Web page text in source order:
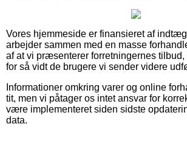
Vores hjemmeside er finansieret af
arbejder sammen med en masse
af at vi præsenterer forretningernes
for så vidt de brugere vi sender videre
Informationer omkring varer og online
tit, men vi påtager os intet ansvar for
være implementeret siden sidste
data.